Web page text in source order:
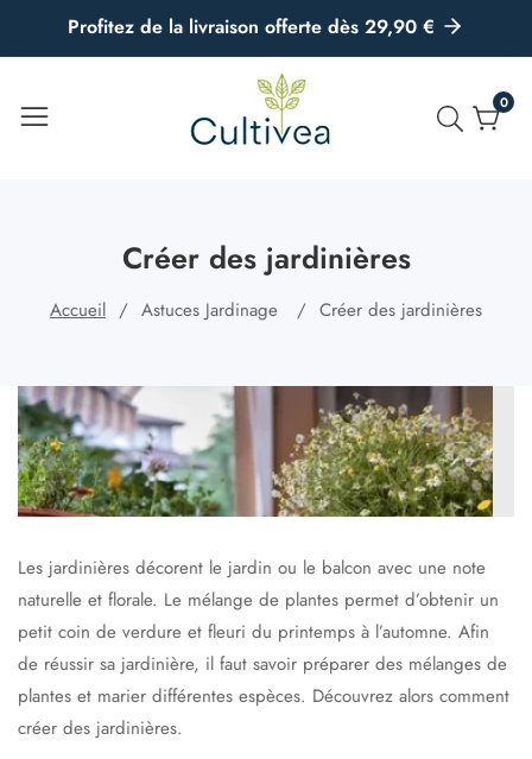
Profitez de la livraison offerte dès 29,90 €
00
Créer des jardinières
Accueil Astuces Jardinage Créer des jardinières
Les jardinières décorent le jardin ou le balcon avec une note
naturelle et florale. Le mélange de plantes permet d’obtenir un
petit coin de verdure et fleuri du printemps à l’automne. Afin
de réussir sa jardinière, il faut savoir préparer des mélanges de
plantes et marier différentes espèces. Découvrez alors comment
créer des jardinières.